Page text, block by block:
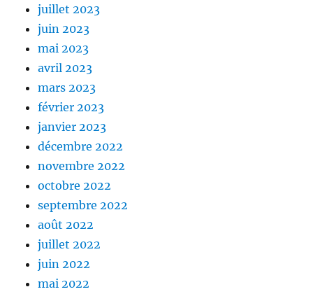
juillet 2023
juin 2023
mai 2023
avril 2023
mars 2023
février 2023
janvier 2023
décembre 2022
novembre 2022
octobre 2022
septembre 2022
août 2022
juillet 2022
juin 2022
mai 2022